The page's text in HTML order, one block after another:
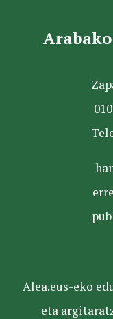
Alea.eus-eko
eta